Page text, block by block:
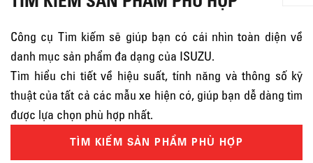
Công cụ Tìm kiếm sẽ giúp bạn có cái nhìn toàn diện về
danh mục sản phẩm đa dạng của ISUZU.
Tìm hiểu chi tiết về hiệu suất, tính năng và thông số kỹ
thuật của tất cả các mẫu xe hiện có, giúp bạn dễ dàng tìm
được lựa chọn phù hợp nhất.
TÌM KIẾM SẢN PHẨM PHÙ HỢP